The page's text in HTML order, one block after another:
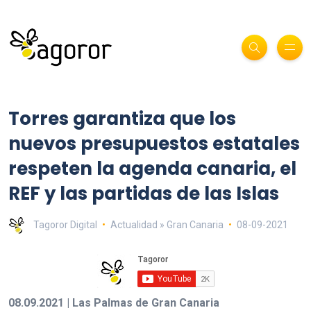
Torres garantiza que los
nuevos presupuestos estatales
respeten la agenda canaria, el
REF y las partidas de las Islas
Tagoror Digital Actualidad » Gran Canaria 08-09-2021
08.09.2021 | Las Palmas de Gran Canaria